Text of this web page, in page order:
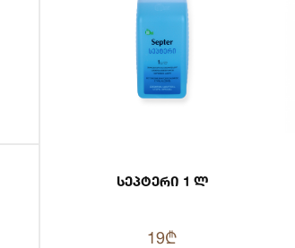
Სეპტერი 1 Ლ
19₾